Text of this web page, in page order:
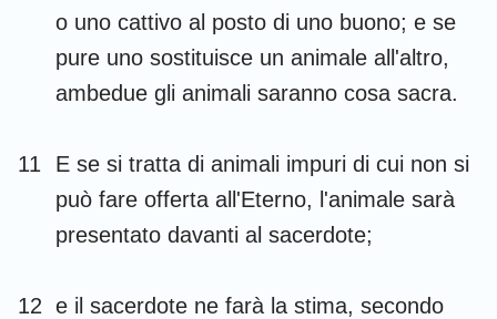
o uno cattivo al posto di uno buono; e se
pure uno sostituisce un animale all'altro,
ambedue gli animali saranno cosa sacra.
11
E se si tratta di animali impuri di cui non si
può fare offerta all'Eterno, l'animale sarà
presentato davanti al sacerdote;
12 e il sacerdote ne farà la stima, secondo